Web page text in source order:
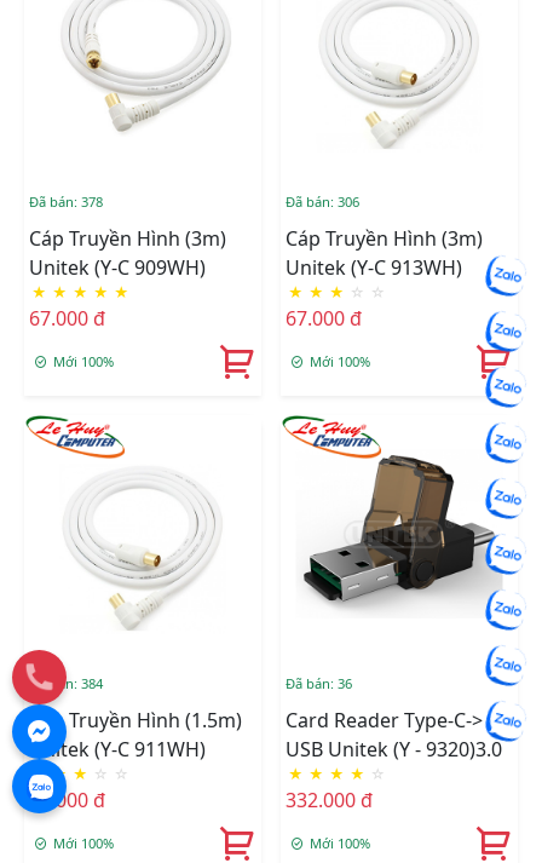
Đã bán: 378
Cáp Truyền Hình (3m)
Unitek (Y-C 909WH)
★ ★ ★ ★ ★
67.000 đ
Mới 100%
Đã bán: 306
Cáp Truyền Hình (3m)
Unitek (Y-C 913WH)
★ ★ ★ ☆ ☆
67.000 đ
Mới 100%
Đã bán: 384
Cáp Truyền Hình (1.5m)
Unitek (Y-C 911WH)
★ ★ ★ ☆ ☆
50.000 đ
Mới 100%
Đã bán: 36
Card Reader Type-C->
USB Unitek (Y - 9320)3.0
★ ★ ★ ★ ☆
332.000 đ
Mới 100%